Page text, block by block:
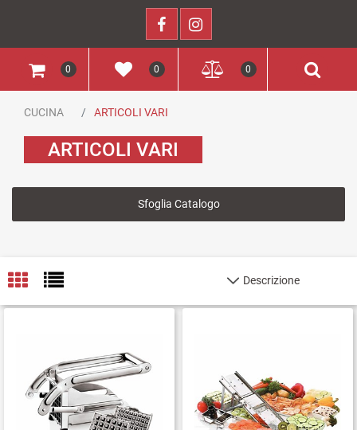
0 0 0
CUCINA ARTICOLI VARI
ARTICOLI VARI
Sfoglia Catalogo